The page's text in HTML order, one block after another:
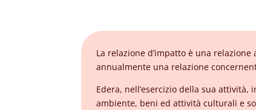
La relazione d’impatto è una
annualmente una relazione
Edera, nell’esercizio della sua
ambiente, beni ed attività culturali e